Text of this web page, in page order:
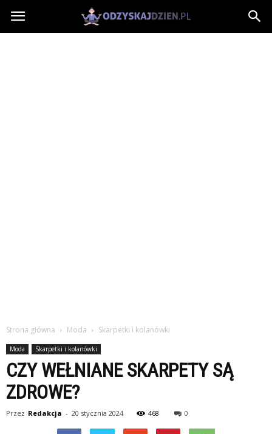
OdzyskajDzien.pl
Strona główna Moda Skarpetki i kolanówki
Moda Skarpetki i kolanówki
CZY WEŁNIANE SKARPETY SĄ
ZDROWE?
Przez Redakcja - 20 stycznia 2024 468 0